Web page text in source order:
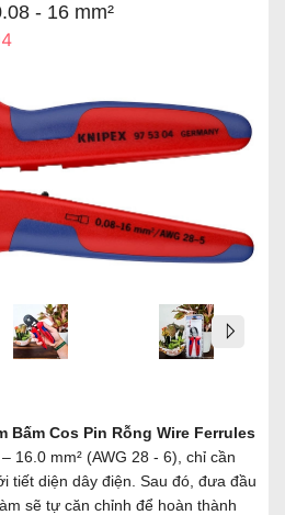
- 16 mm²
Bấm Cos Pin Rỗng Wire Ferrules
16.0 mm² (AWG 28 - 6), chỉ cần
tiết diện dây điện. Sau đó, đưa đầu
sẽ tự căn chỉnh để hoàn thành